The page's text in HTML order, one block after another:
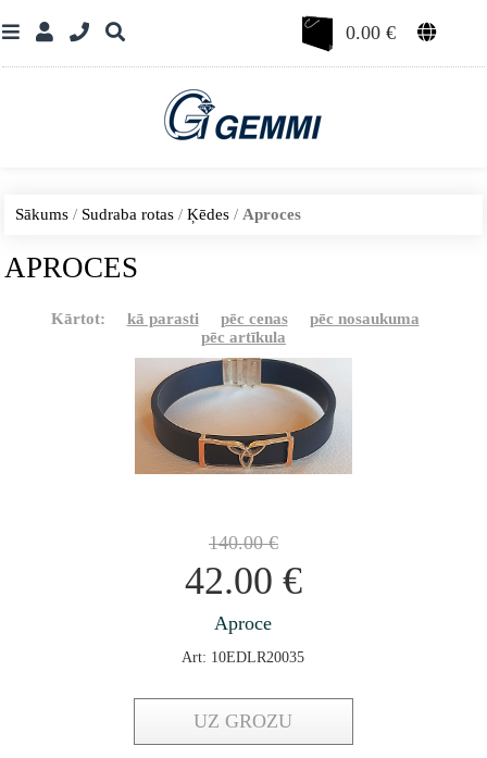
0.00€
Sākums / Sudraba rotas /Ķēdes / Aproces
APROCES
Kārtot: kā parasti pēc cenas
pēc nosaukuma
pēc artīkula
140.00€
42.00 €
Aproce
Art: 10EDLR20035
UZ GROZU